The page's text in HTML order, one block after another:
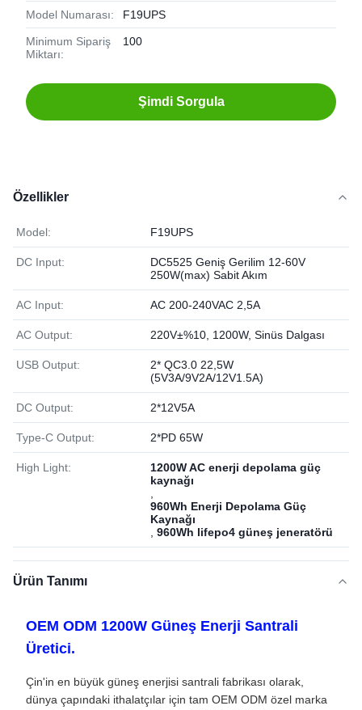
Model Numarası: F19UPS
Minimum Sipariş
Miktarı:
100
Şimdi Sorgula
Özellikler
Model: F19UPS
DC Input:
DC5525 Geniş Gerilim 12-60V
250W(max) Sabit Akım
AC Input: AC 200-240VAC 2,5A
AC Output: 220V±%10, 1200W, Sinüs Dalgası
USB Output:
2* QC3.0 22,5W
(5V3A/9V2A/12V1.5A)
DC Output: 2*12V5A
Type-C Output: 2*PD 65W
High Light:
1200W AC enerji depolama güç
kaynağı
960Wh Enerji Depolama Güç
Kaynağı
960Wh lifepo4 güneş jeneratörü
Ürün Tanımı
OEM ODM 1200W Güneş Enerji Santrali
Üretici.
Çin'in en büyük güneş enerjisi santrali fabrikası olarak,
dünya çapındaki ithalatçılar için tam OEM ODM özel marka